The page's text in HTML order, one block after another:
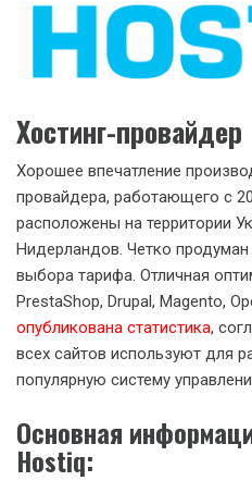
Хостинг-
Хорошее впечатление
провайдера, работающего с
расположены на территории
Нидерландов. Четко продуман
выбора тарифа. Отличная
PrestaShop, Drupal, Magento,
опубликована статистика,
всех сайтов используют для
популярную систему
Основная
Hostiq: